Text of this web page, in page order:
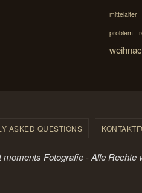
mittelalter
problem
ASKED QUESTIONS
moments Fotografie - Alle Rechte